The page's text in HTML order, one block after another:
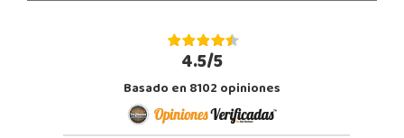
4.5/5
Basado en 8102 opiniones